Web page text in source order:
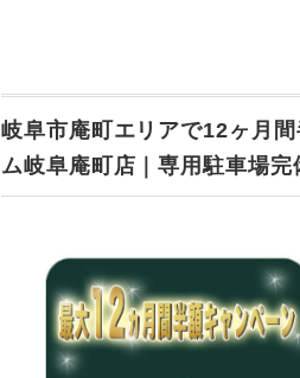
岐阜市庵町エリアで12ヶ月
ム岐阜庵町店｜専用駐車場